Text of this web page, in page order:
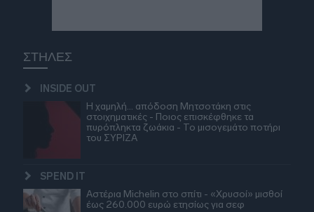
ΣΤΗΛΕΣ
INSIDE OUT
Η χαμηλή… απόδοση Μητσοτάκη στις
στοιχηματικές - Ποιος επισκέφθηκε τα
πυρόπληκτα ζωάκια - Το μισογεμάτο ποτήρι
του ΣΥΡΙΖΑ
SPEND IT
Αστέρια Michelin στο σπίτι - «Χρυσοί» μισθοί
έως 260.000 ευρώ ετησίως για σεφ